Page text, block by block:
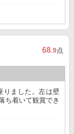
68.9点
りました。左は壁
ち着いて観賞でき